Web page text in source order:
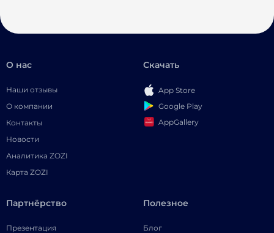
О нас
Наши отзывы
О компании
Контакты
Новости
Аналитика ZOZI
Карта ZOZI
Скачать
App Store
Google Play
AppGallery
Партнёрство
Презентация
Полезное
Блог